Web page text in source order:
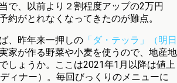
で、以前より２割程度アップの2万円
約がとれなくなってきたのが難点。
、昨年来一押しの 「ダ・テッラ」（明日
家が作る野菜や小麦を使うので、地産地
しょうか。ここは2021年1月以降は値上
ィナー）。毎回びっくりのメニューに